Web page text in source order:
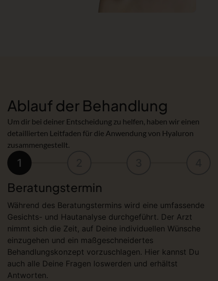
Ablauf der Behandlung
Um dir bei deiner Entscheidung zu helfen, haben wir einen
detaillierten Leitfaden für die Anwendung von Hyaluron
zusammengestellt.
1
Beratungstermin
Während des Beratungstermins wird eine umfassende
Gesichts- und Hautanalyse durchgeführt. Der Arzt
nimmt sich die Zeit, auf Deine individuellen Wünsche
einzugehen und ein maßgeschneidertes
Behandlungskonzept vorzuschlagen. Hier kannst Du
auch alle Deine Fragen loswerden und erhältst
Antworten.